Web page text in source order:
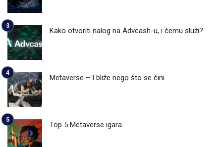
Kako otvoriti nalog na Advcash-u, i čemu služi?
Metaverse – I bliže nego što se čini
Top 5 Metaverse igara.